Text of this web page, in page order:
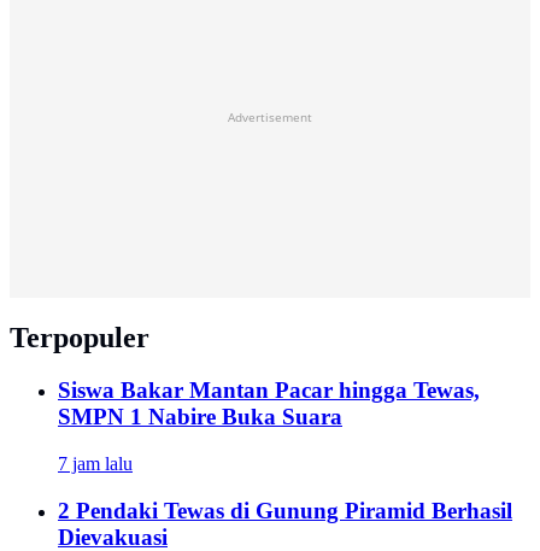
Advertisement
Terpopuler
Siswa Bakar Mantan Pacar hingga Tewas,
SMPN 1 Nabire Buka Suara
7 jam lalu
2 Pendaki Tewas di Gunung Piramid Berhasil
Dievakuasi